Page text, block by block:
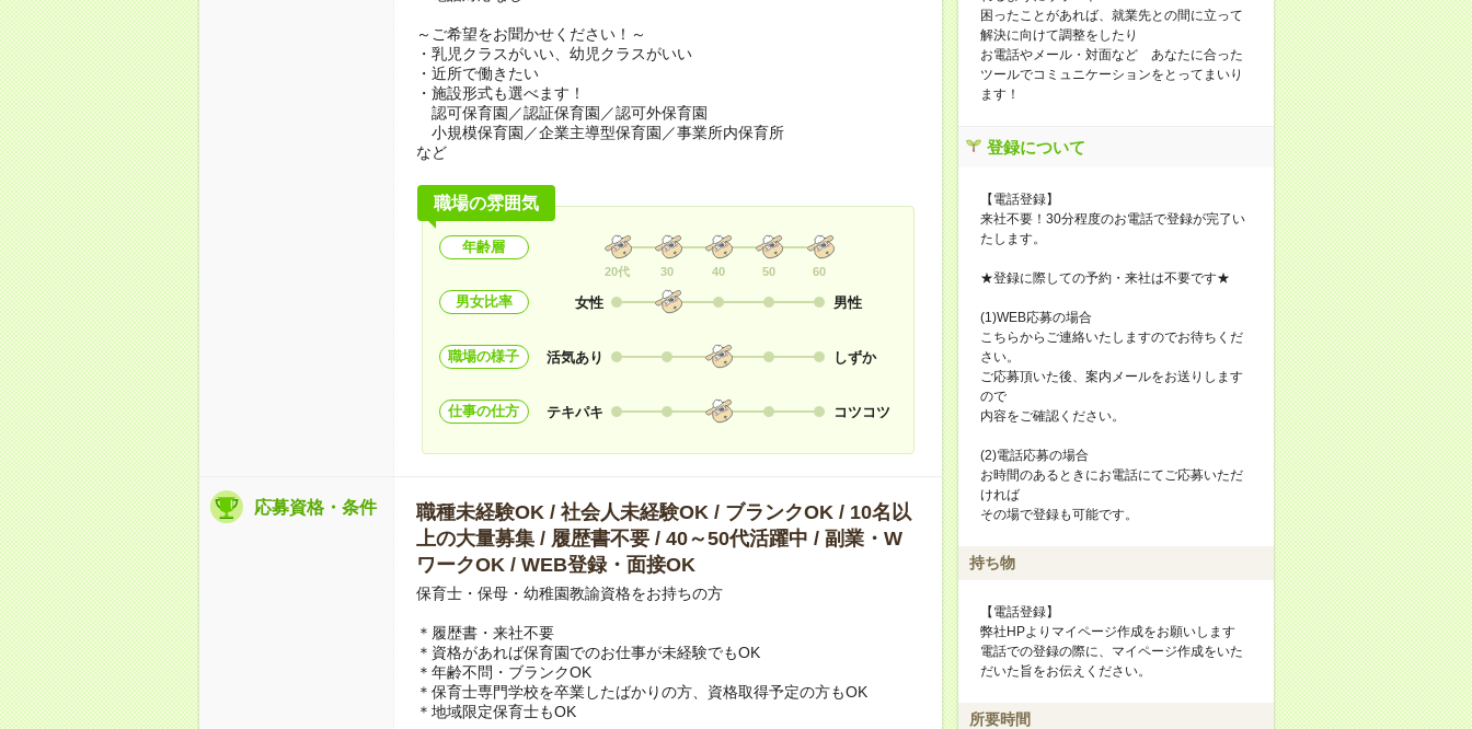
～ご希望をお聞かせください！～
・乳児クラスがいい、幼児クラスがいい
・近所で働きたい
・施設形式も選べます！
認可保育園／認証保育園／認可外保育園
小規模保育園／企業主導型保育園／事業所内保育所
など
職場の雰囲気
年齢層
20代 30 40 50 60
男女比率 女性 男性
職場の様子 活気あり しずか
仕事の仕方 テキパキ コツコツ
応募資格・条件
職種未経験OK / 社会人未経験OK / ブランクOK / 10名以
上の大量募集 / 履歴書不要 / 40～50代活躍中 / 副業・W
ワークOK / WEB登録・面接OK
保育士・保母・幼稚園教諭資格をお持ちの方
＊履歴書・来社不要
＊資格があれば保育園でのお仕事が未経験でもOK
＊年齢不問・ブランクOK
＊保育士専門学校を卒業したばかりの方、資格取得予定の方もOK
＊地域限定保育士もOK
困ったことがあれば、就業先との間に立って
解決に向けて調整をしたり
お電話やメール・対面など あなたに合った
ツールでコミュニケーションをとってまいり
ます！
登録について
【電話登録】
来社不要！30分程度のお電話で登録が完了い
たします。
★登録に際しての予約・来社は不要です★
(1)WEB応募の場合
こちらからご連絡いたしますのでお待ちくだ
さい。
ご応募頂いた後、案内メールをお送りします
ので
内容をご確認ください。
(2)電話応募の場合
お時間のあるときにお電話にてご応募いただ
ければ
その場で登録も可能です。
持ち物
【電話登録】
弊社HPよりマイページ作成をお願いします
電話での登録の際に、マイページ作成をいた
だいた旨をお伝えください。
所要時間